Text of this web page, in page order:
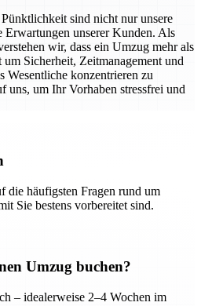
sind nicht nur unsere
Erwartungen unserer Kunden. Als
wir, dass ein Umzug mehr als
Sicherheit, Zeitmanagement und
Wesentliche konzentrieren zu
uns, um Ihr Vorhaben stressfrei und
die häufigsten Fragen rund um
Sie bestens vorbereitet sind.
Umzug buchen?
– idealerweise 2–4 Wochen im